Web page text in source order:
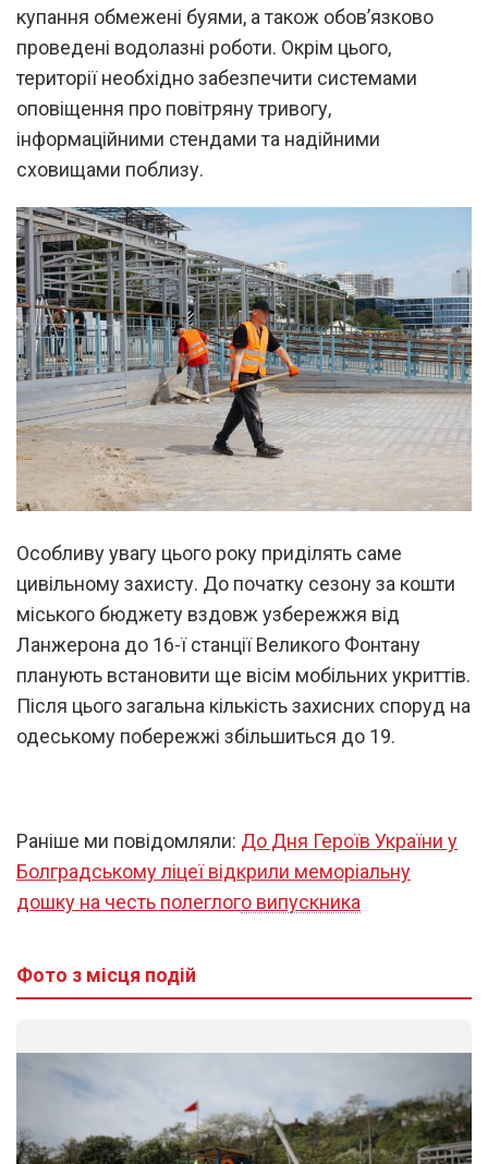
купання обмежені буями, а також обов’язково
проведені водолазні роботи. Окрім цього,
території необхідно забезпечити системами
оповіщення про повітряну тривогу,
інформаційними стендами та надійними
сховищами поблизу.
Особливу увагу цього року приділять саме
цивільному захисту. До початку сезону за кошти
міського бюджету вздовж узбережжя від
Ланжерона до 16-ї станції Великого Фонтану
планують встановити ще вісім мобільних укриттів.
Після цього загальна кількість захисних споруд на
одеському побережжі збільшиться до 19.
Раніше ми повідомляли: До Дня Героїв України у
Болградському ліцеї відкрили меморіальну
дошку на честь полеглого випускника
Фото з місця подій